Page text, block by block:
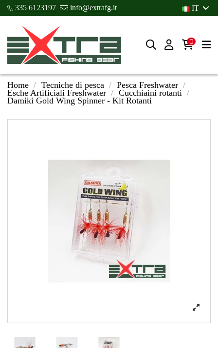
335 6123197 info@extrafg.it IT
0
Home Tecniche di pesca
Pesca Freshwater
Esche Artificiali Freshwater
Cucchiaini rotanti
Damiki Gold Wing Spinner - Kit Rotanti